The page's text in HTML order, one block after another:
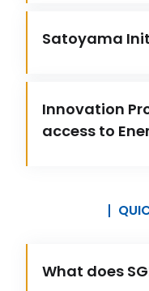
Satoyama
Innovation
access to
What does